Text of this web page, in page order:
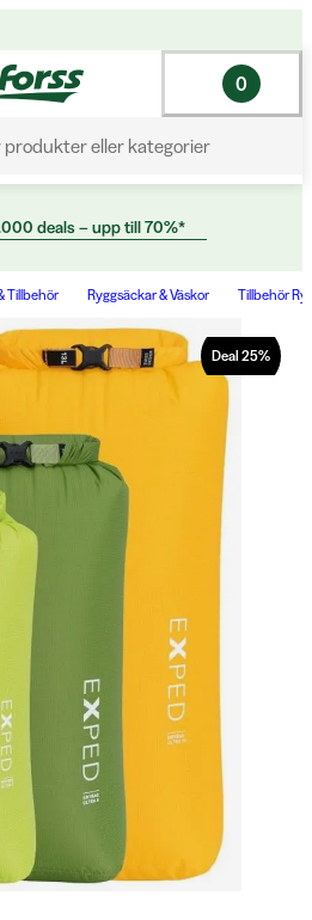
produkter eller kategorier
0
deals – upp till 70%*
Tillbehör Ryggsäckar & Väskor Tillbehör
Deal 25%